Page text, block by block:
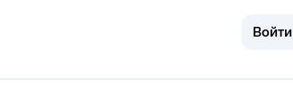
Войти